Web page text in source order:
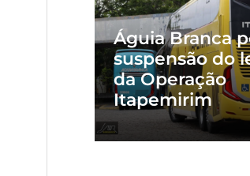
Águia Branca
suspensão do
da Operação
Itapemirim